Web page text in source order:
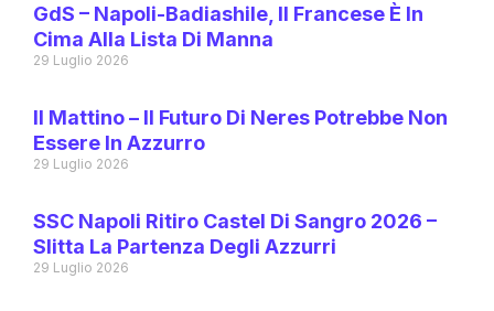
GdS – Napoli-Badiashile, Il Francese È In
Cima Alla Lista Di Manna
29 Luglio 2026
Il Mattino – Il Futuro Di Neres Potrebbe Non
Essere In Azzurro
29 Luglio 2026
SSC Napoli Ritiro Castel Di Sangro 2026 –
Slitta La Partenza Degli Azzurri
29 Luglio 2026